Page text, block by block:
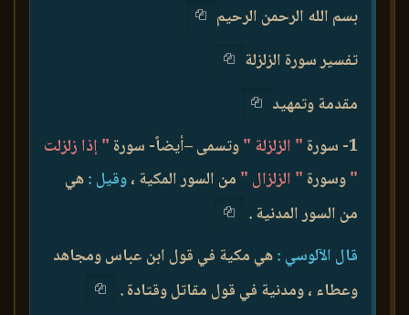
بسم الله الرحمن الرحيم
تفسير سورة الزلزلة
مقدمة وتمهيد
1- سورة
" الزلزلة "وتسمى –أيضاً- سورة " إذا زلزلت
"وسورة " الزلزال " من السور المكية ،وقيل :هي
من السور المدنية .
قال الآلوسي :هي مكية في قول ابن عباس ومجاهد
وعطاء ، ومدنية في قول مقاتل وقتادة .